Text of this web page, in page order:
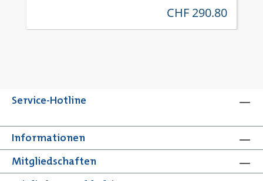
regulärer preis:
CHF 290.80
Service-Hotline
Mitgliedschaften
Informationen